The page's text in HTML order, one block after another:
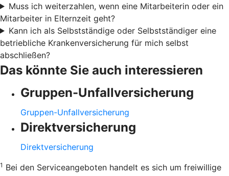
Muss ich weiterzahlen, wenn eine Mitarbeiterin oder ein
Mitarbeiter in Elternzeit geht?
Kann ich als Selbstständige oder Selbstständiger eine
betriebliche Krankenversicherung für mich selbst
abschließen?
Das könnte Sie auch interessieren
Gruppen-Unfallversicherung
Gruppen-Unfallversicherung
Direktversicherung
Direktversicherung
1 Bei den Serviceangeboten handelt es sich um freiwillige